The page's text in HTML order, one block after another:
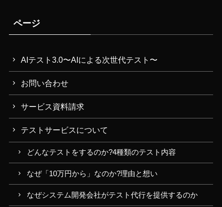
ページ
AIテスト3.0〜AIによる次世代テスト〜
お問い合わせ
サービス資料請求
テストサービスについて
どんなテストをするのか?4種類のテスト内容
なぜ「10万円から」なのか?理由と想い
なぜシステム開発会社がテスト代行を提供するのか